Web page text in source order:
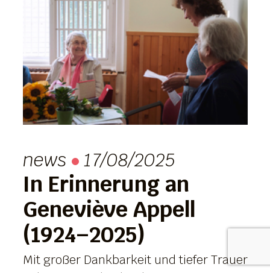
news 17/08/2025
In Erinnerung an
Geneviève Appell
(1924–2025)
Mit großer Dankbarkeit und tiefer Trauer